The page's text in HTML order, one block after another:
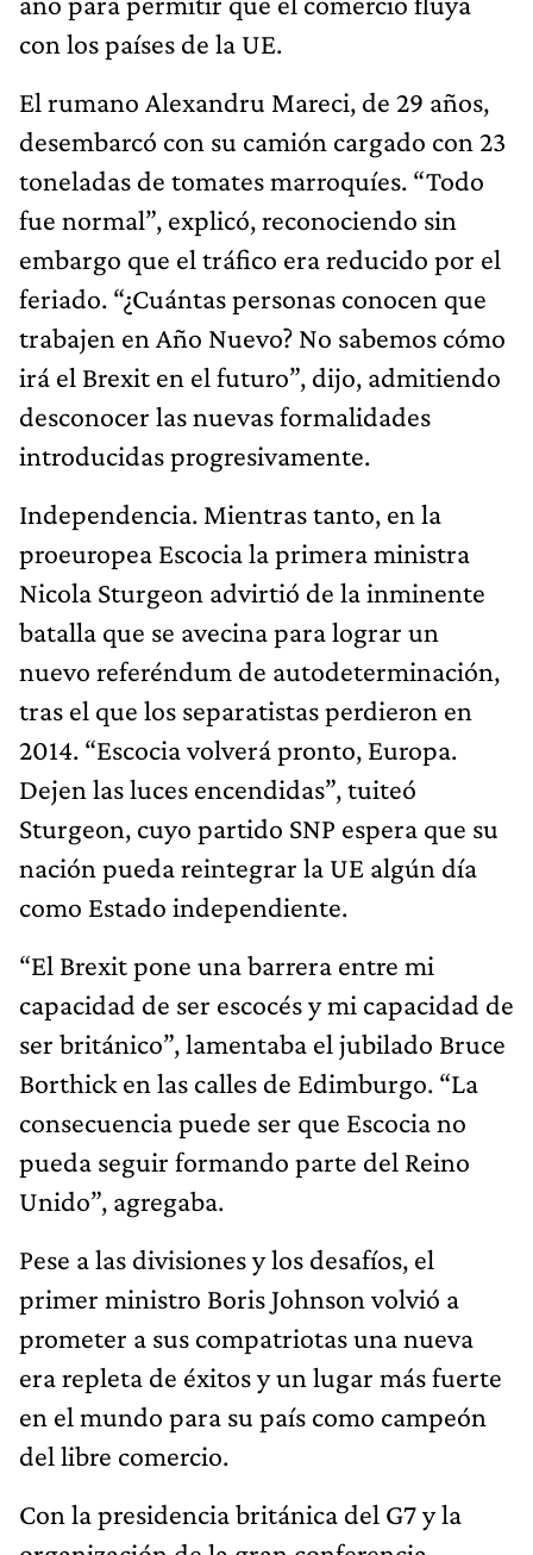
con los países de la UE.
El rumano Alexandru Mareci, de 29 años,
desembarcó con su camión cargado con 23
toneladas de tomates marroquíes. “Todo
fue normal”, explicó, reconociendo sin
embargo que el tráfico era reducido por el
feriado. “¿Cuántas personas conocen que
trabajen en Año Nuevo? No sabemos cómo
irá el Brexit en el futuro”, dijo, admitiendo
desconocer las nuevas formalidades
introducidas progresivamente.
Independencia. Mientras tanto, en la
proeuropea Escocia la primera ministra
Nicola Sturgeon advirtió de la inminente
batalla que se avecina para lograr un
nuevo referéndum de autodeterminación,
tras el que los separatistas perdieron en
2014. “Escocia volverá pronto, Europa.
Dejen las luces encendidas”, tuiteó
Sturgeon, cuyo partido SNP espera que su
nación pueda reintegrar la UE algún día
como Estado independiente.
“El Brexit pone una barrera entre mi
capacidad de ser escocés y mi capacidad de
ser británico”, lamentaba el jubilado Bruce
Borthick en las calles de Edimburgo. “La
consecuencia puede ser que Escocia no
pueda seguir formando parte del Reino
Unido”, agregaba.
Pese a las divisiones y los desafíos, el
primer ministro Boris Johnson volvió a
prometer a sus compatriotas una nueva
era repleta de éxitos y un lugar más fuerte
en el mundo para su país como campeón
del libre comercio.
Con la presidencia británica del G7 y la